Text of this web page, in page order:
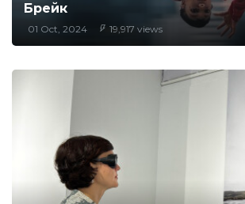
Брейк
01 Oct, 2024 19,917 views